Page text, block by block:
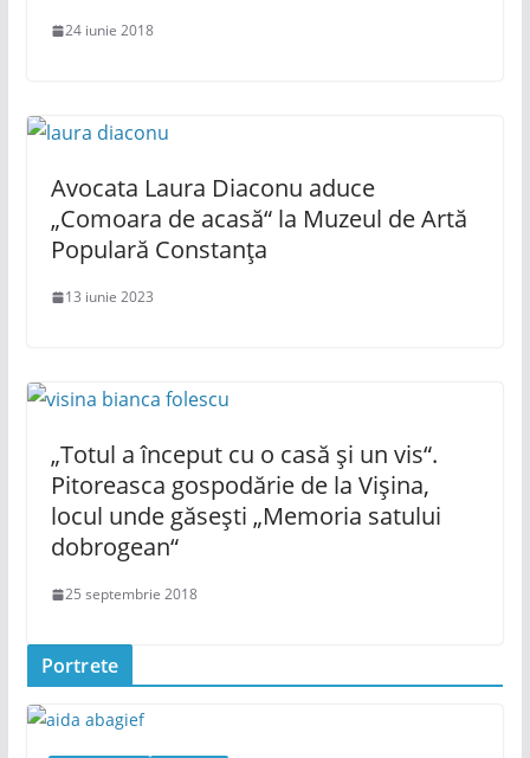
24 iunie 2018
Avocata Laura Diaconu aduce
„Comoara de acasă“ la Muzeul de Artă
Populară Constanța
13 iunie 2023
„Totul a început cu o casă și un vis“.
Pitoreasca gospodărie de la Vișina,
locul unde găsești „Memoria satului
dobrogean“
25 septembrie 2018
Portrete